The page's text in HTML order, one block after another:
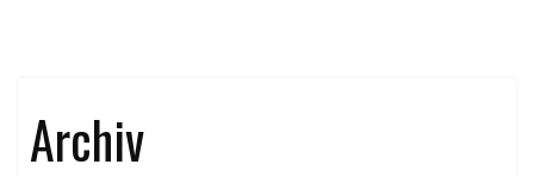
Archiv